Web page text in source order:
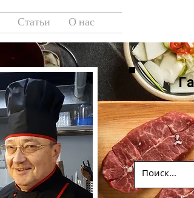
Статьи О нас